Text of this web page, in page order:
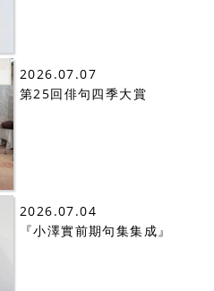
2026.07.07
第25回俳句四季大賞
2026.07.04
『小澤實前期句集集成』